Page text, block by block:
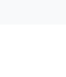
nekretnine